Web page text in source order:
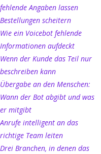
fehlende Angaben lassen
Bestellungen scheitern
Wie ein Voicebot fehlende
Informationen aufdeckt
Wenn der Kunde das Teil nur
beschreiben kann
Übergabe an den Menschen:
Wann der Bot abgibt und was
er mitgibt
Anrufe intelligent an das
richtige Team leiten
Drei Branchen, in denen das